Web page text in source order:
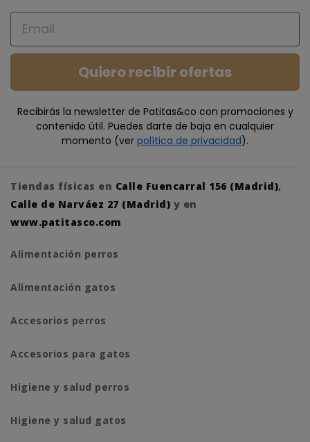
Email
Quiero recibir ofertas
Recibirás la newsletter de Patitas&co con promociones y
contenido útil. Puedes darte de baja en cualquier
momento (ver política de privacidad).
Tiendas físicas en Calle Fuencarral 156 (Madrid),
Calle de Narváez 27 (Madrid) y en
www.patitasco.com
Alimentación perros
Alimentación gatos
Accesorios perros
Accesorios para gatos
Higiene y salud perros
Higiene y salud gatos